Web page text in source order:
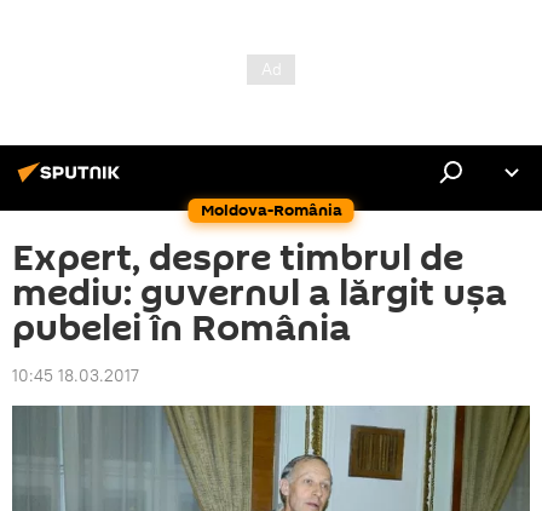
Moldova-România
Expert, despre timbrul de
mediu: guvernul a lărgit ușa
pubelei în România
10:45 18.03.2017